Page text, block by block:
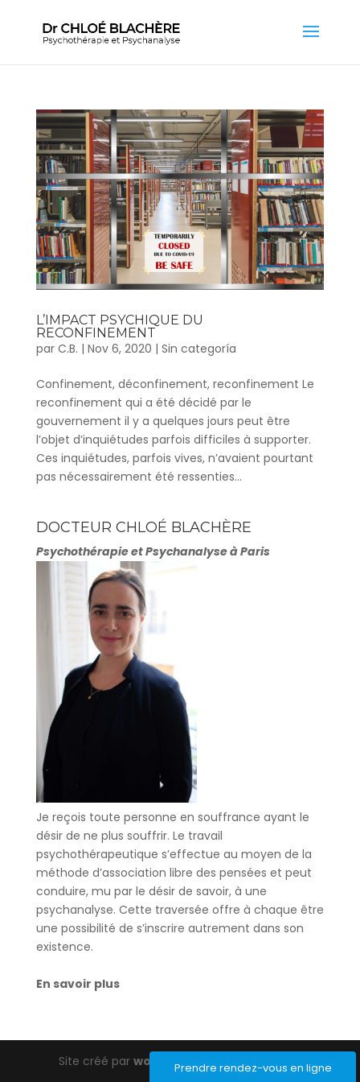
Prendre rendez-vous en ligne
L’IMPACT PSYCHIQUE DU
RECONFINEMENT
par C.B. | Nov 6, 2020 | Sin categoría
Confinement, déconfinement, reconfinement Le
reconfinement qui a été décidé par le
gouvernement il y a quelques jours peut être
l’objet d’inquiétudes parfois difficiles à supporter.
Ces inquiétudes, parfois vives, n’avaient pourtant
pas nécessairement été ressenties...
DOCTEUR CHLOÉ BLACHÈRE
Psychothérapie et Psychanalyse à Paris
Je reçois toute personne en souffrance ayant le
désir de ne plus souffrir. Le travail
psychothérapeutique s’effectue au moyen de la
méthode d’association libre des pensées et peut
conduire, mu par le désir de savoir, à une
psychanalyse. Cette traversée offre à chaque être
une possibilité de s’inscrire autrement dans son
existence.
En savoir plus
Site créé parwordpress-barcelona.com